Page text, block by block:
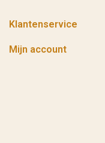
Klantenservice
Mijn account